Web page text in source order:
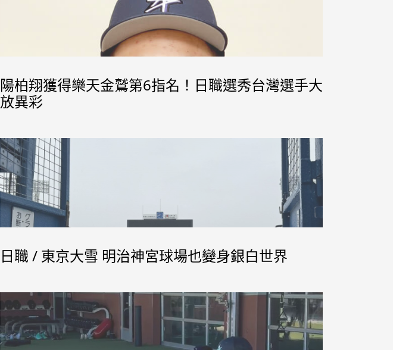
陽柏翔獲得樂天金鷲第6指名！日職選秀台灣選手大
放異彩
日職 / 東京大雪 明治神宮球場也變身銀白世界